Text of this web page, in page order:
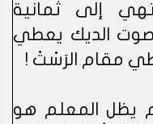
إلى ثمانية
الديك يعطي
مقام الرَسْتْ !
يظل المعلم هو